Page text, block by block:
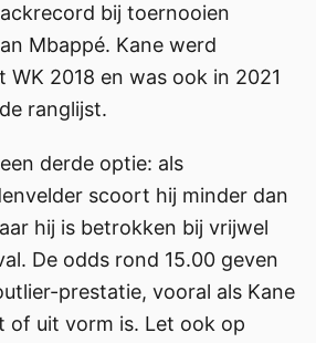
bij toernooien
Mbappé. Kane werd
2018 en was ook in 2021
ranglijst.
derde optie: als
scoort hij minder dan
hij is betrokken bij vrijwel
De odds rond 15.00 geven
prestatie, vooral als Kane
of uit vorm is. Let ook op